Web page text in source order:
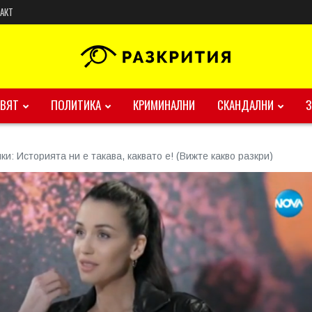
ПОЛИТИКА КРИМИНАЛНИ СКАНДАЛНИ
Историята ни е такава, каквато е! (Вижте какво разкри)